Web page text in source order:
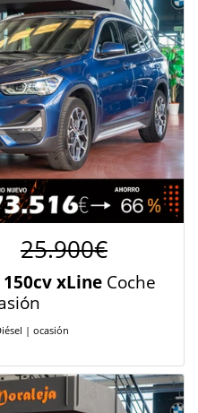
25.900€
xLine Coche
| ocasión